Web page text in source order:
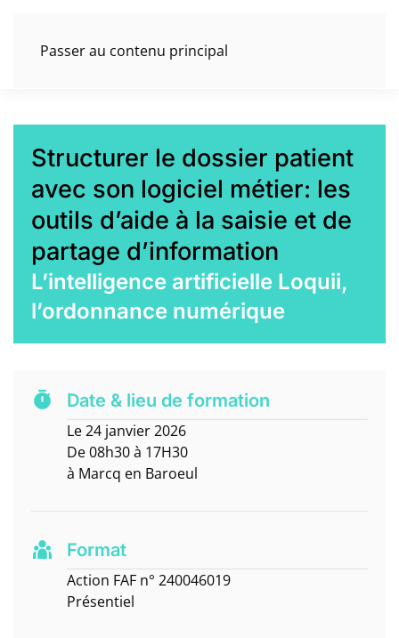
Passer au contenu principal
Structurer le dossier patient
avec son logiciel métier: les
outils d’aide à la saisie et de
partage d’information
L’intelligence artificielle Loquii,
l’ordonnance numérique
Date & lieu de formation
Le 24 janvier 2026
De 08h30 à 17H30
à Marcq en Baroeul
Format
Action FAF n° 240046019
Présentiel